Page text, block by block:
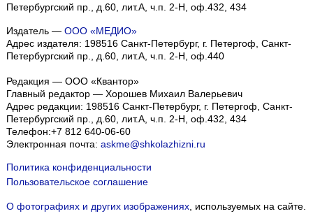
Петербургский пр., д.60, лит.А, ч.п. 2-Н, оф.432, 434
Издатель — ООО «МЕДИО»
Адрес издателя: 198516 Санкт-Петербург, г. Петергоф, Санкт-
Петербургский пр., д.60, лит.А, ч.п. 2-Н, оф.440
Редакция — ООО «Квантор»
Главный редактор — Хорошев Михаил Валерьевич
Адрес редакции: 198516 Санкт-Петербург, г. Петергоф Санкт-
Петербургский пр., д.60, лит.А, ч.п. 2-Н, оф.432, 434
Телефон:+7 812 640-06-60
Электронная почта: askme@shkolazhizni.ru
Политика конфиденциальности
Пользовательское соглашение
О фотографиях и других изображениях, используемых на сайте.